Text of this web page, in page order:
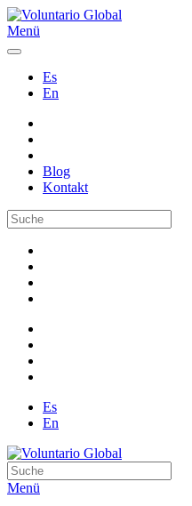
Menü
Es
En
Blog
Kontakt
Es
En
Menü